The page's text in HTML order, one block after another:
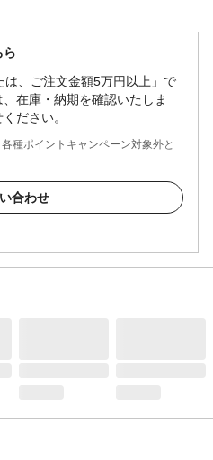
ら
は、ご注文金額5万円以上」で
在庫・納期を確認いたしま
ださい。
種ポイントキャンペーン対象外と
合わせ